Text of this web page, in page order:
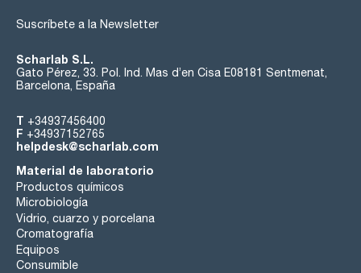
Suscríbete a la Newsletter
Scharlab S.L.
Gato Pérez, 33. Pol. Ind. Mas d’en Cisa E08181 Sentmenat,
Barcelona, España
T +34937456400
F +34937152765
helpdesk@scharlab.com
Material de laboratorio
Productos químicos
Microbiología
Vidrio, cuarzo y porcelana
Cromatografía
Equipos
Consumible